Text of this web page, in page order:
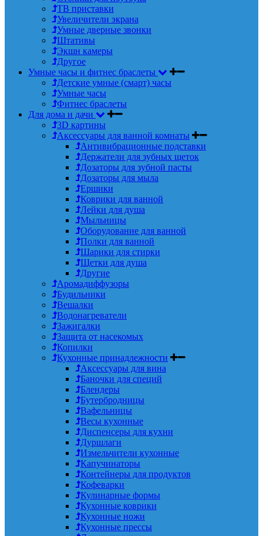
ТВ приставки
Увеличители экрана
Умные дверные звонки
Штативы
Экшн камеры
Другое
Умные часы и фитнес браслеты
Детские умные (смарт) часы
Умные часы
Фитнес браслеты
Для дома и дачи
3D картины
Аксессуары для ванной комнаты
Антивибрационные подставки
Держатели для зубных щеток
Дозаторы для зубной пасты
Дозаторы для мыла
Ершики
Коврики для ванной
Лейки для душа
Мыльницы
Оборудование для ванной
Полки для ванной
Шарики для стирки
Щетки для душа
Другие
Аромадиффузоры
Будильники
Вешалки
Водонагреватели
Зажигалки
Защита от насекомых
Копилки
Кухонные принадлежности
Аксессуары для вина
Баночки для специй
Блендеры
Бутербродницы
Вафельницы
Весы кухонные
Диспенсеры для кухни
Дуршлаги
Измельчители кухонные
Капучинаторы
Контейнеры для продуктов
Кофеварки
Кулинарные формы
Кухонные коврики
Кухонные ножи
Кухонные прессы